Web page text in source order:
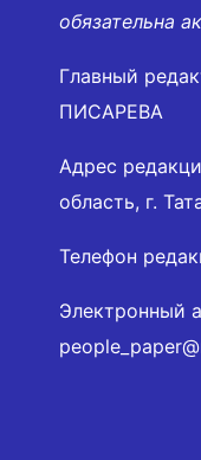
обязательна
Главный
ПИСАРЕВА
Адрес
область, г.
Телефон
Электронный